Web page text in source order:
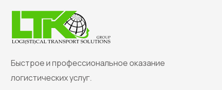
Быстрое и профессиональное оказание
логистических услуг.